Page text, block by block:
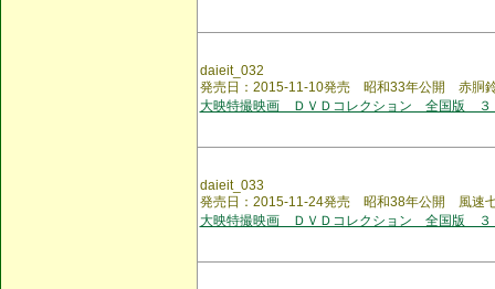
daieit_032
発売日：2015-11-10発売 昭和33年公開 赤胴
大映特撮映画 ＤＶＤコレクション 全国版 ３
daieit_033
発売日：2015-11-24発売 昭和38年公開 風速
大映特撮映画 ＤＶＤコレクション 全国版 ３